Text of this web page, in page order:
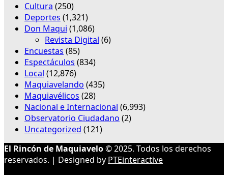
Cultura (250)
Deportes (1,321)
Don Maqui (1,086)
Revista Digital (6)
Encuestas (85)
Espectáculos (834)
Local (12,876)
Maquiavelando (435)
Maquiavélicos (28)
Nacional e Internacional (6,993)
Observatorio Ciudadano (2)
Uncategorized (121)
El Rincón de Maquiavelo© 2025. Todos los derechos
reservados. | Designed by PTEinteractive